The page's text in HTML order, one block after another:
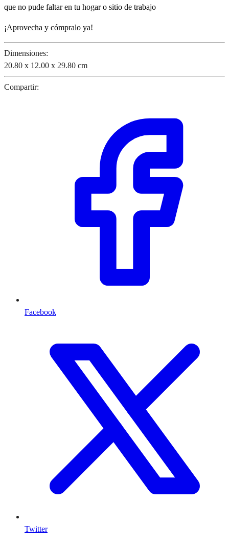
que no pude faltar en tu hogar o sitio de trabajo
¡Aprovecha y cómpralo ya!
Dimensiones:
20.80 x 12.00 x 29.80 cm
Compartir:
Facebook
Twitter